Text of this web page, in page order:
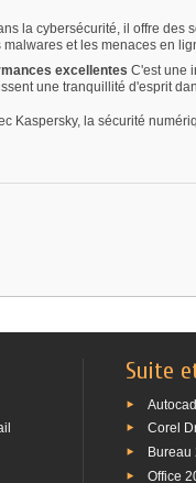
la cybersécurité, il offre
et les menaces en
excellentes C'est une
une tranquillité d'esprit
Kaspersky, la sécurité
Suite
Autocad
Corel
Bureau
Office